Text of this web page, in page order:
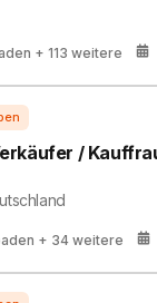
+ 113 weitere
/
+ 34 weitere